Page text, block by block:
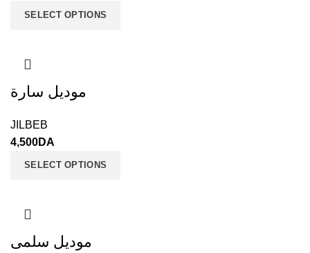
SELECT OPTIONS
موديل سارة
JILBEB
4,500DA
SELECT OPTIONS
موديل سلمى